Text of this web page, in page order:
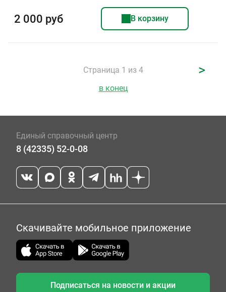
2 000 руб В корзину
Страница 1 из 4 >
в конец
Единый справочный центр
8 (42335) 52-0-08
Скачивайте мобильное приложение
Подписаться на новости и акции